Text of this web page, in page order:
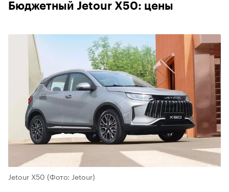
Бюджетный Jetour X50: цены
Jetour X50 (Фото: Jetour)